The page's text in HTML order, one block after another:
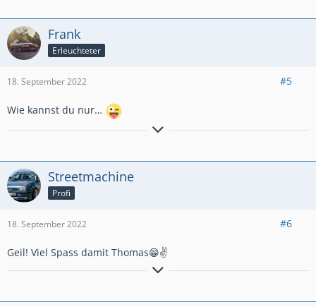
Frank
Erleuchteter
18. September 2022 #5
Wie kannst du nur…
1988er Kadett GSi 16V 3-Türer // 1989er Kadett GSi 16V Cabrio // 1991er Kadett
door Sedan
Streetmachine
Profi
18. September 2022 #6
Geil! Viel Spass damit Thomas😁✌
Was nicht passt,wird passend gemacht!